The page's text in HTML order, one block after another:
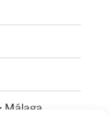
Málaga